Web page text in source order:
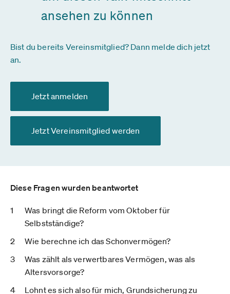
ansehen zu können
Bist du bereits Vereinsmitglied? Dann melde dich jetzt
an.
Jetzt anmelden
Jetzt Vereinsmitglied werden
Diese Fragen wurden beantwortet
Was bringt die Reform vom Oktober für
Selbstständige?
Wie berechne ich das Schonvermögen?
Was zählt als verwertbares Vermögen, was als
Altersvorsorge?
Lohnt es sich also für mich, Grundsicherung zu